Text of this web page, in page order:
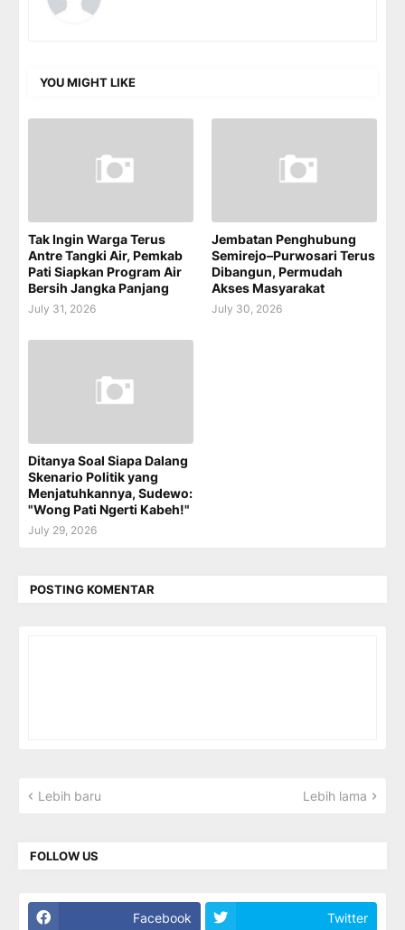
YOU MIGHT LIKE
Tak Ingin Warga Terus
Antre Tangki Air, Pemkab
Pati Siapkan Program Air
Bersih Jangka Panjang
July 31, 2026
Jembatan Penghubung
Semirejo–Purwosari Terus
Dibangun, Permudah
Akses Masyarakat
July 30, 2026
Ditanya Soal Siapa Dalang
Skenario Politik yang
Menjatuhkannya, Sudewo:
"Wong Pati Ngerti Kabeh!"
July 29, 2026
POSTING KOMENTAR
Lebih baru Lebih lama
FOLLOW US
Facebook Twitter